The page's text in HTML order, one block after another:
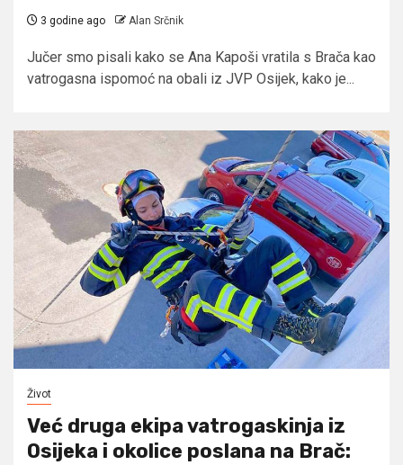
3 godine ago Alan Srčnik
Jučer smo pisali kako se Ana Kapoši vratila s Brača kao
vatrogasna ispomoć na obali iz JVP Osijek, kako je...
Život
Već druga ekipa vatrogaskinja iz
Osijeka i okolice poslana na Brač: